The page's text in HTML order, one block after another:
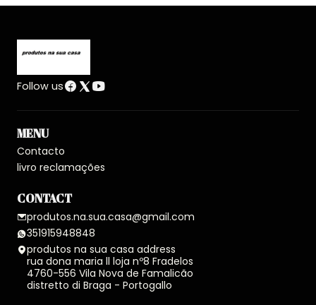
Follow us
MENU
Contacto
livro reclamações
CONTACT
produtos.na.sua.casa@gmail.com
351915948848
produtos na sua casa address
rua dona maria ll loja nº8 Fradelos
4760-556 Vila Nova de Famalicão
distretto di Braga - Portogallo